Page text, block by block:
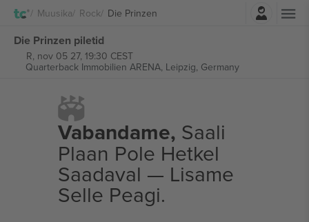
Muusika Rock Die Prinzen
Die Prinzen piletid
R, nov 05 27, 19:30 CEST
Quarterback Immobilien ARENA, Leipzig, Germany
Vabandame, Saali
Plaan Pole Hetkel
Saadaval — Lisame
Selle Peagi.